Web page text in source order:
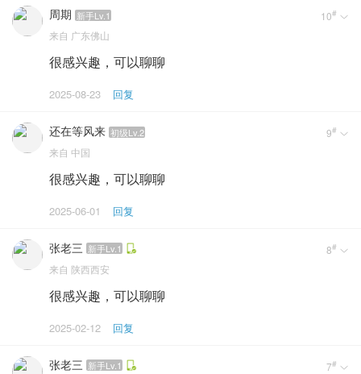
周期 新手Lv.1 10# 
来自 广东佛山
很感兴趣，可以聊聊
2025-08-23 回复
还在等风来 初级Lv.2 9# 
来自 中国
很感兴趣，可以聊聊
2025-06-01 回复
张老三 新手Lv.1 8# 
来自 陕西西安
很感兴趣，可以聊聊
2025-02-12 回复
张老三 新手Lv.1 7# 